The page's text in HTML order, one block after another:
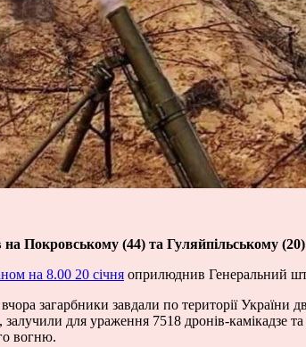
Покровському (44) та Гуляйпільському
на 8.00 20 січня оприлюднив Генеральний
загарбники завдали по території України
залучили для ураження 7518 дронів-камікадзе
вогню.